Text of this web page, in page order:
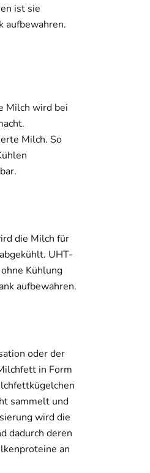
ist sie
aufbewahren.
Milch wird bei
Milch. So
die Milch für
UHT-
Kühlung
aufbewahren.
oder der
in Form
sammelt und
wird die
dadurch deren
an